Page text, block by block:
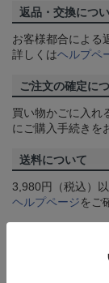
返品・交換につ
お客様都合による
詳しくはヘルプペ
ご注文の確定に
買い物かごに入れ
にご購入手続きを
送料について
3,980円（税込）
ヘルプページをご
一部商品はメー